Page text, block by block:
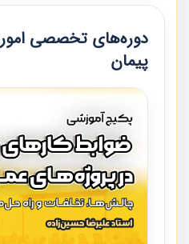
دوره‌های تخصصی امور
پیمان